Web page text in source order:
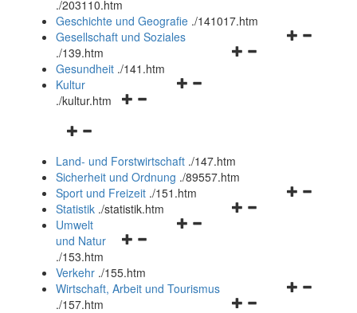
und
schließen
./203110.htm
Geschichte und Geografie ./141017.htm
Navigationsmenü
Gesellschaft und Soziales
./139.htm
Navigationsmenü
Gesundheit ./141.htm
Navigationsmenü
Kultur
./kultur.htm
Navigationsmenü
und
schließen
Land- und Forstwirtschaft ./147.htm
Sicherheit und Ordnung ./89557.htm
Navigationsmenü
Sport und Freizeit ./151.htm
Navigationsmenü
Statistik ./statistik.htm
Navigationsmenü
und
schließen
Umwelt
und Natur
./153.htm
Verkehr ./155.htm
Navigationsmenü
Wirtschaft, Arbeit und Tourismus
./157.htm